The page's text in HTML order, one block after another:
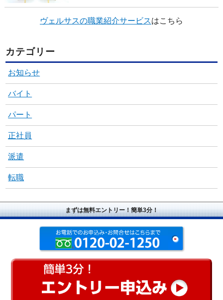
ヴェルサスの職業紹介サービスはこちら
カテゴリー
お知らせ
バイト
パート
正社員
派遣
転職
まずは無料エントリー！簡単3分！